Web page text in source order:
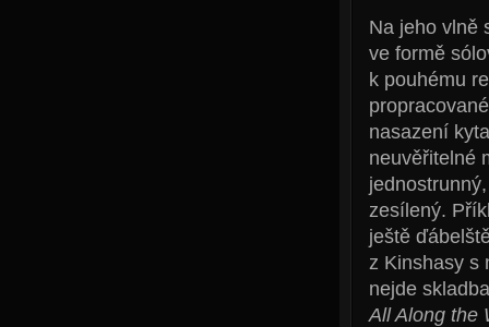
Na jeho vlně
ve formě
k pouhému
nasazení
neuvěřitelné
zesílený.
ještě
z Kinshasy s
nejde
All Along the